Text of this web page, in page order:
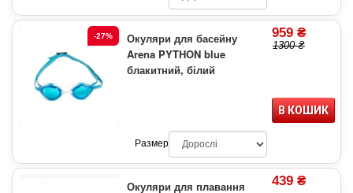
-27%
Окуляри для басейну
Arena PYTHON blue
блакитний, білий
959 ₴
1300 ₴
В КОШИК
Размер
Окуляри для плавання 439 ₴